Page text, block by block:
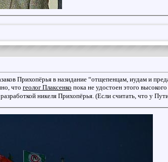
Прихопёрья в назидание “отщепенцам, иудам и
что геолог Плаксенко пока не удостоен этого
никеля Прихопёрья. (Если считать, что у